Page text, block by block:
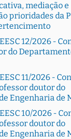
mediação e
prioridades da
12/2026 -
do
11/2026 -
doutor do
Engenharia de
10/2026 -
doutor do
Engenharia de